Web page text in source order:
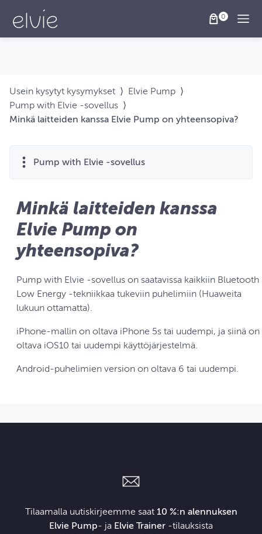
Usein kysytyt kysymykset ⟩ Elvie Pump ⟩
Pump with Elvie ‑sovellus ⟩
Minkä laitteiden kanssa Elvie Pump on yhteensopiva?
Pump with Elvie ‑sovellus
Minkä laitteiden kanssa
Elvie Pump on
yhteensopiva?
Pump with Elvie ‑sovellus on saatavissa kaikkiin Bluetooth
Low Energy ‑tekniikkaa tukeviin puhelimiin (Huaweita
lukuun ottamatta).
iPhone-mallin on oltava iPhone 5s tai uudempi, ja siinä on
oltava iOS10 tai uudempi käyttöjärjestelmä.
Android-puhelimien version on oltava 6 tai uudempi.
Tilaamalla uutiskirjeemme saat 10 %:n alennuksen
Elvie Pump- ja Elvie Trainer ‑tilauksista